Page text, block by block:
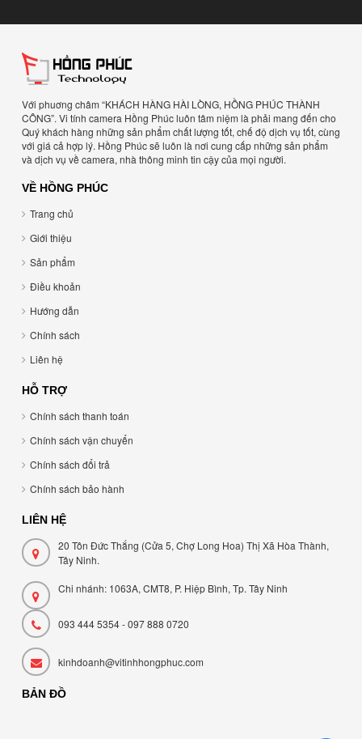
Với phuơng châm “KHÁCH HÀNG HÀI LÒNG, HỒNG PHÚC THÀNH
CÔNG”. Vi tính camera Hồng Phúc luôn tâm niệm là phải mang đến cho
Quý khách hàng những sản phẩm chất lượng tốt, chế độ dịch vụ tốt, cùng
với giá cả hợp lý. Hồng Phúc sẽ luôn là nơi cung cấp những sản phẩm
và dịch vụ về camera, nhà thông minh tin cậy của mọi người.
VỀ HỒNG PHÚC
Trang chủ
Giới thiệu
Sản phẩm
Điều khoản
Hướng dẫn
Chính sách
Liên hệ
HỖ TRỢ
Chính sách thanh toán
Chính sách vận chuyển
Chính sách đổi trả
Chính sách bảo hành
LIÊN HỆ
20 Tôn Đức Thắng (Cửa 5, Chợ Long Hoa) Thị Xã Hòa Thành,
Tây Ninh.
Chi nhánh: 1063A, CMT8, P. Hiệp Bình, Tp. Tây Ninh
093 444 5354 - 097 888 0720
kinhdoanh@vitinhhongphuc.com
BẢN ĐỒ